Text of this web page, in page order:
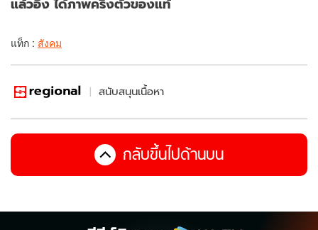
แท็ก : สังคม
สนับสนุนเนื้อหา
กลับขึ้นไปด้านบน